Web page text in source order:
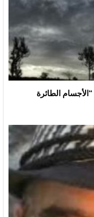
الطائرة